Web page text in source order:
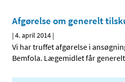
Afgørelse om generelt
|4. april 2014 |
Vi har truffet afgørelse i
Bemfola. Lægemidlet får